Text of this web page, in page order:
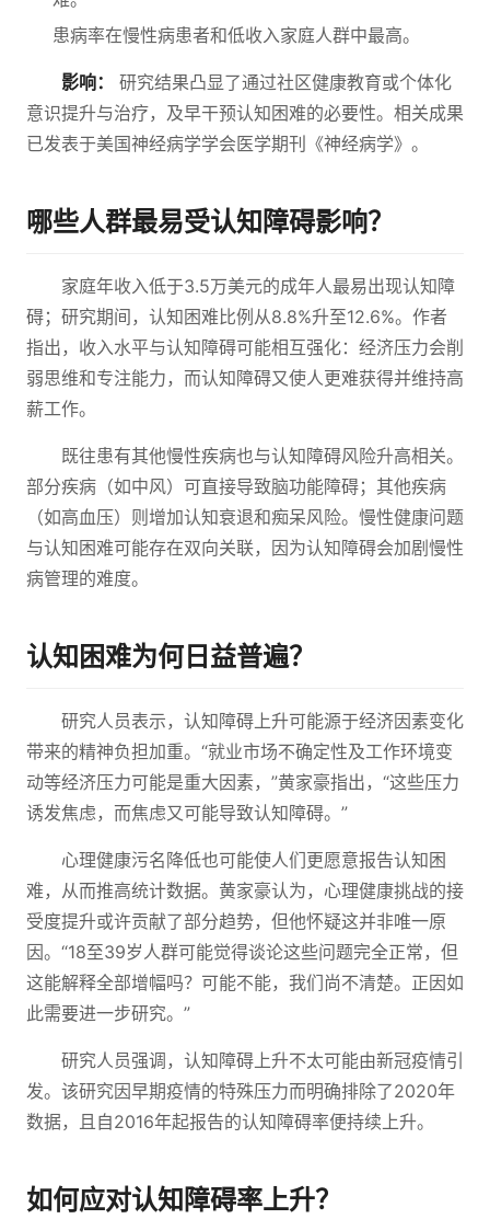
患病率在慢性病患者和低收入家庭人群中最高。
影响：
研究结果凸显了通过社区健康教育或个体化
意识提升与治疗，及早干预认知困难的必要性。相关成果
已发表于美国神经病学学会医学期刊《神经病学》。
哪些人群最易受认知障碍影响？
家庭年收入低于3.5万美元的成年人最易出现认知障
碍；研究期间，认知困难比例从8.8%升至12.6%。作者
指出，收入水平与认知障碍可能相互强化：经济压力会削
弱思维和专注能力，而认知障碍又使人更难获得并维持高
薪工作。
既往患有其他慢性疾病也与认知障碍风险升高相关。
部分疾病（如中风）可直接导致脑功能障碍；其他疾病
（如高血压）则增加认知衰退和痴呆风险。慢性健康问题
与认知困难可能存在双向关联，因为认知障碍会加剧慢性
病管理的难度。
认知困难为何日益普遍？
研究人员表示，认知障碍上升可能源于经济因素变化
带来的精神负担加重。“就业市场不确定性及工作环境变
动等经济压力可能是重大因素，”黄家豪指出，“这些压力
诱发焦虑，而焦虑又可能导致认知障碍。”
心理健康污名降低也可能使人们更愿意报告认知困
难，从而推高统计数据。黄家豪认为，心理健康挑战的接
受度提升或许贡献了部分趋势，但他怀疑这并非唯一原
因。“18至39岁人群可能觉得谈论这些问题完全正常，但
这能解释全部增幅吗？可能不能，我们尚不清楚。正因如
此需要进一步研究。”
研究人员强调，认知障碍上升不太可能由新冠疫情引
发。该研究因早期疫情的特殊压力而明确排除了2020年
数据，且自2016年起报告的认知障碍率便持续上升。
如何应对认知障碍率上升？